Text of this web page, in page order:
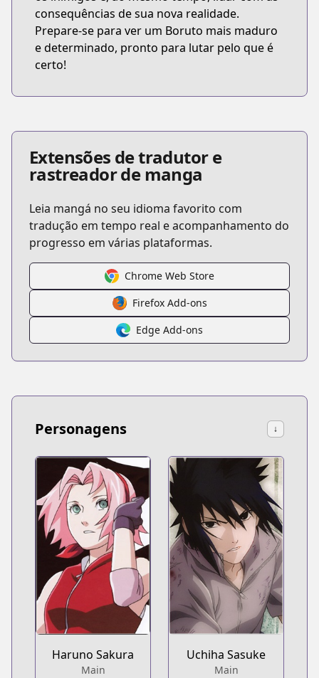
consequências de sua nova realidade.
Prepare-se para ver um Boruto mais maduro
e determinado, pronto para lutar pelo que é
certo!
Extensões de tradutor e
rastreador de manga
Leia mangá no seu idioma favorito com
tradução em tempo real e acompanhamento do
progresso em várias plataformas.
Chrome Web Store
Firefox Add-ons
Edge Add-ons
Personagens ↓
Haruno Sakura
Main
Uchiha Sasuke
Main